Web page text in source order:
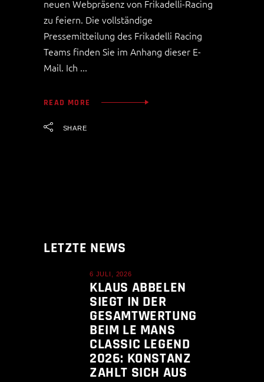
neuen Webpräsenz von Frikadelli-Racing
zu feiern. Die vollständige
Pressemitteilung des Frikadelli Racing
Teams finden Sie im Anhang dieser E-
Mail. Ich
READ MORE
SHARE
LETZTE NEWS
6 JULI, 2026
KLAUS ABBELEN
SIEGT IN DER
GESAMTWERTUNG
BEIM LE MANS
CLASSIC LEGEND
2026: KONSTANZ
ZAHLT SICH AUS